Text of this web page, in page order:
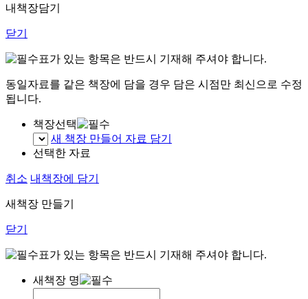
내책장담기
닫기
표가 있는 항목은 반드시 기재해 주셔야 합니다.
동일자료를 같은 책장에 담을 경우 담은 시점만 최신으로 수정
됩니다.
책장선택
새 책장 만들어 자료 담기
선택한 자료
취소 내책장에 담기
새책장 만들기
닫기
표가 있는 항목은 반드시 기재해 주셔야 합니다.
새책장 명